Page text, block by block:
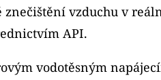
vzduchu v
API.
vodotěsným